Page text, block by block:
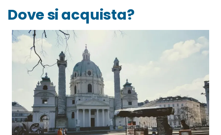
Dove si acquista?